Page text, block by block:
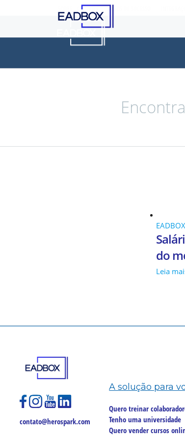
CLIENTES CASOS DE SUCESSO
do
Leia
contato@herospark.com
A solução para
Quero treinar
Tenho uma universidade
Quero vender cursos